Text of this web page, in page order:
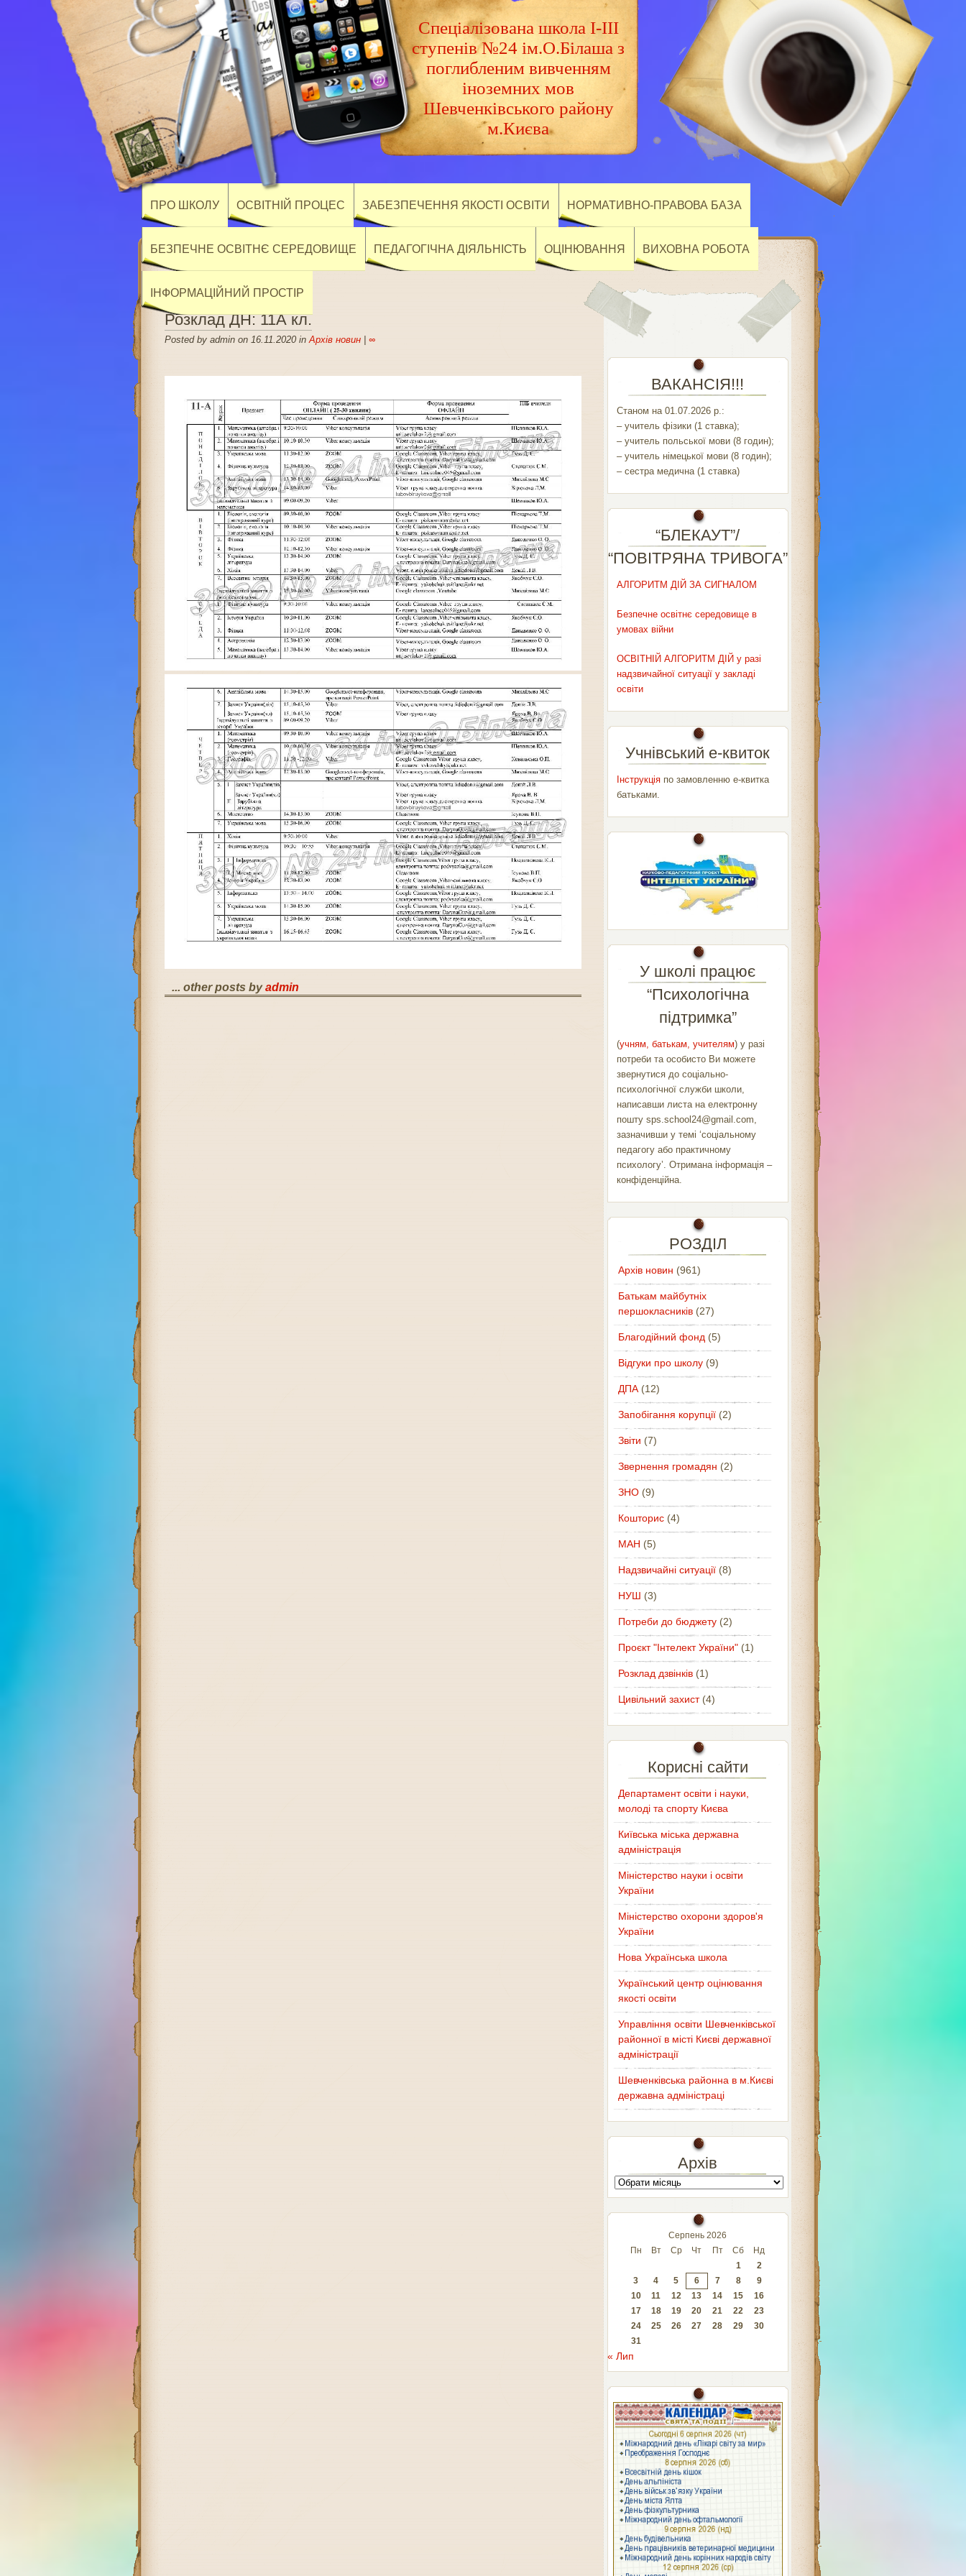
Спеціалізована школа І-ІІІ
ступенів №24 ім.О.Білаша з
поглибленим вивченням
іноземних мов
Шевченківського району
м.Києва
ПРО ШКОЛУ ОСВІТНІЙ ПРОЦЕС ЗАБЕЗПЕЧЕННЯ ЯКОСТІ ОСВІТИ НОРМАТИВНО-ПРАВОВА БАЗА
БЕЗПЕЧНЕ ОСВІТНЄ СЕРЕДОВИЩЕ ПЕДАГОГІЧНА ДІЯЛЬНІСТЬ ОЦІНЮВАННЯ ВИХОВНА РОБОТА
ІНФОРМАЦІЙНИЙ ПРОСТІР
Розклад ДН: 11А кл.
Posted by admin on 16.11.2020 inАрхів новин| ∞
... other posts byadmin
ВАКАНСІЯ!!!
Станом на 01.07.2026 р.:
– учитель фізики (1 ставка);
– учитель польської мови (8 годин);
– учитель німецької мови (8 годин);
– сестра медична (1 ставка)
“БЛЕКАУТ”/
“ПОВІТРЯНА ТРИВОГА”
АЛГОРИТМ ДІЙ ЗА СИГНАЛОМ
Безпечне освітнє середовище в
умовах війни
ОСВІТНІЙ АЛГОРИТМ ДІЙ у разі
надзвичайної ситуації у закладі
освіти
Учнівський е-квиток
Інструкціяпо замовленню е-квитка
батьками.
У школі працює
“Психологічна
підтримка”
(учням, батькам, учителям) у разі
потреби та особисто Ви можете
звернутися до соціально-
психологічної служби школи,
написавши листа на електронну
пошту sps.school24@gmail.com,
зазначивши у темі ‘соціальному
педагогу або практичному
психологу’. Отримана інформація –
конфіденційна.
РОЗДІЛ
Архів новин (961)
Батькам майбутніх
першокласників(27)
Благодійний фонд (5)
Відгуки про школу(9)
ДПА(12)
Запобігання корупції(2)
Звіти (7)
Звернення громадян (2)
ЗНО(9)
Кошторис(4)
МАН (5)
Надзвичайні ситуації(8)
НУШ (3)
Потреби до бюджету(2)
Проєкт "Інтелект України"(1)
Розклад дзвінків(1)
Цивільний захист(4)
Корисні сайти
Департамент освіти і науки,
молоді та спорту Києва
Київська міська державна
адміністрація
Міністерство науки і освіти
України
Міністерство охорони здоров'я
України
Нова Українська школа
Український центр оцінювання
якості освіти
Управління освіти Шевченківської
районної в місті Києві державної
адміністрації
Шевченківська районна в м.Києві
державна адміністраці
Архів
Серпень 2026
Пн
Вт Ср Чт Пт Сб
Нд
1
2
3
4 5 6 7 8
9
10
11 12 13 14 15
16
17
18 19 20 21 22
23
24
25 26 27 28 29
30
31
« Лип